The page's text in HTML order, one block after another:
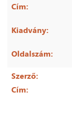
Cím:
Kiadvány:
Oldalszám:
Szerző:
Cím: